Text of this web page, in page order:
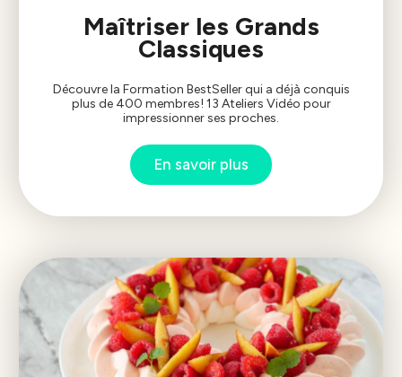
Maîtriser les Grands
Classiques
Découvre la Formation BestSeller qui a déjà conquis
plus de 400 membres! 13 Ateliers Vidéo pour
impressionner ses proches.
En savoir plus